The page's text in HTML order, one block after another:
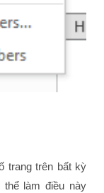
trang trên bất kỳ
thể làm điều này